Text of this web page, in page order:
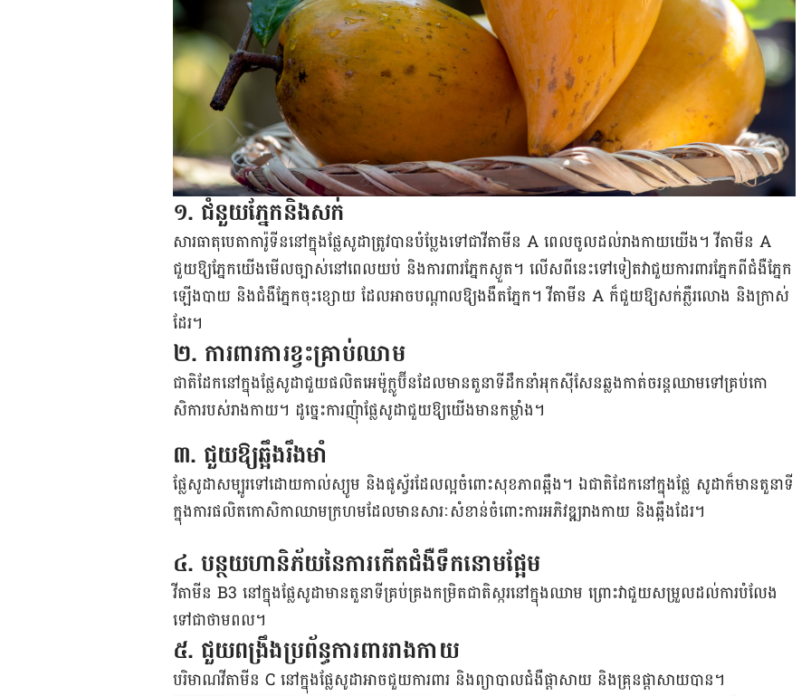
១. ជំនួយភ្នែកនិងសក់
សារធាតុបេតាការ៉ូទីននៅក្នុងផ្លែសូដាត្រូវបានបំប្លែង​ទៅជាវីតាមីន A ពេលចូលដល់រាង​កាយ​យើង។​ វីតាមីន​ A
ជួយឱ្យភ្នែក​យើងមើលច្បាស់នៅ​ពេល​យប់ និងការពារភ្នែកស្ងួត។ លើសពីនេះ​ទៅ​ទៀតវាជួយការពារភ្នែក​ពីជំងឺភ្នែក
ឡើងបាយ និងជំងឺភ្នែកចុះខ្សោយ ដែលអាច​បណ្តាល​ឱ្យងងឹតភ្នែក។ វីតាមីន A ក៏ជួយឱ្យសក់ភ្លឺរលោង និងក្រាស់
ដែរ។
២. ការពារការខ្វះគ្រាប់ឈាម
ជាតិដែកនៅក្នុងផ្លែសូដាជួយផលិតអេម៉ូក្លូប៊ីនដែលមានតួនាទីដឹកនាំអុកស៊ីសែនឆ្លងកាត់ចរន្តឈាមទៅគ្រប់កោ
សិការបស់រាងកាយ។ ដូច្នេះការញុំាផ្លែសូដាជួយឱ្យយើងមានកម្លាំង។
៣. ជួយឱ្យឆ្អឹងរឹងមាំ
ផ្លែសូដាសម្បូរទៅដោយកាល់ស្យូម និងផូស្វ័រដែលល្អចំពោះសុខភាពឆ្អឹង។ ឯជាតិដែកនៅក្នុងផ្លែ សូដាក៏មានតួនាទី
ក្នុងការផលិតកោសិកាឈាមក្រហម​ដែលមានសារៈសំខាន់ចំពោះការអភិវឌ្ឍរាងកាយ និងឆ្អឹងដែរ។
៤. បន្ថយហានិភ័យនៃការកើតជំងឺទឹកនោមផ្អែម
វីតាមីន B3 នៅក្នុងផ្លែសូដាមានតួនាទីគ្រប់គ្រងកម្រិតជាតិស្ករនៅក្នុងឈាម ព្រោះវាជួយ​សម្រួលដល់ការបំលែង
ទៅជាថាមពល។
៥. ជួយពង្រឹងប្រព័ន្ធការពាររាងកាយ
បរិមាណវីតាមីន C នៅក្នុងផ្លែសូដាអាចជួយការពារ និងព្យាបាលជំងឺផ្តាសាយ និងគ្រុន​ផ្តាសាយ​បាន។